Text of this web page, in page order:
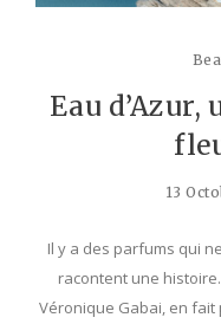
Eau
13
Il y a des parfums qui
racontent une
Véronique Gabai, en fait